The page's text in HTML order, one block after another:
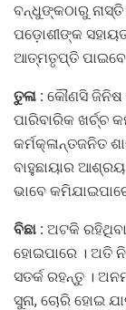
ବନ୍ଧୁଙ୍କଠାରୁ
ପଡ଼ୋଶୀଙ୍କ
ଆତ୍ମତୃପ୍ତି ପାଇବେ
ତୁଳା : କୌଣସି ଜିନିଷ
ପାରିବାରିକ ଖର୍ଚ୍ଚ
କର୍ମକ୍ଳାନ୍ତଜନିତ
ବାହୁଛାୟାର
ଭାବେ
ବିଛା : ଅଟକି
ହୋଇପାରେ । ଅତି
ସତର୍କ ରହନ୍ତୁ ।
ସୁନା, ଚୋରି ହୋଇ